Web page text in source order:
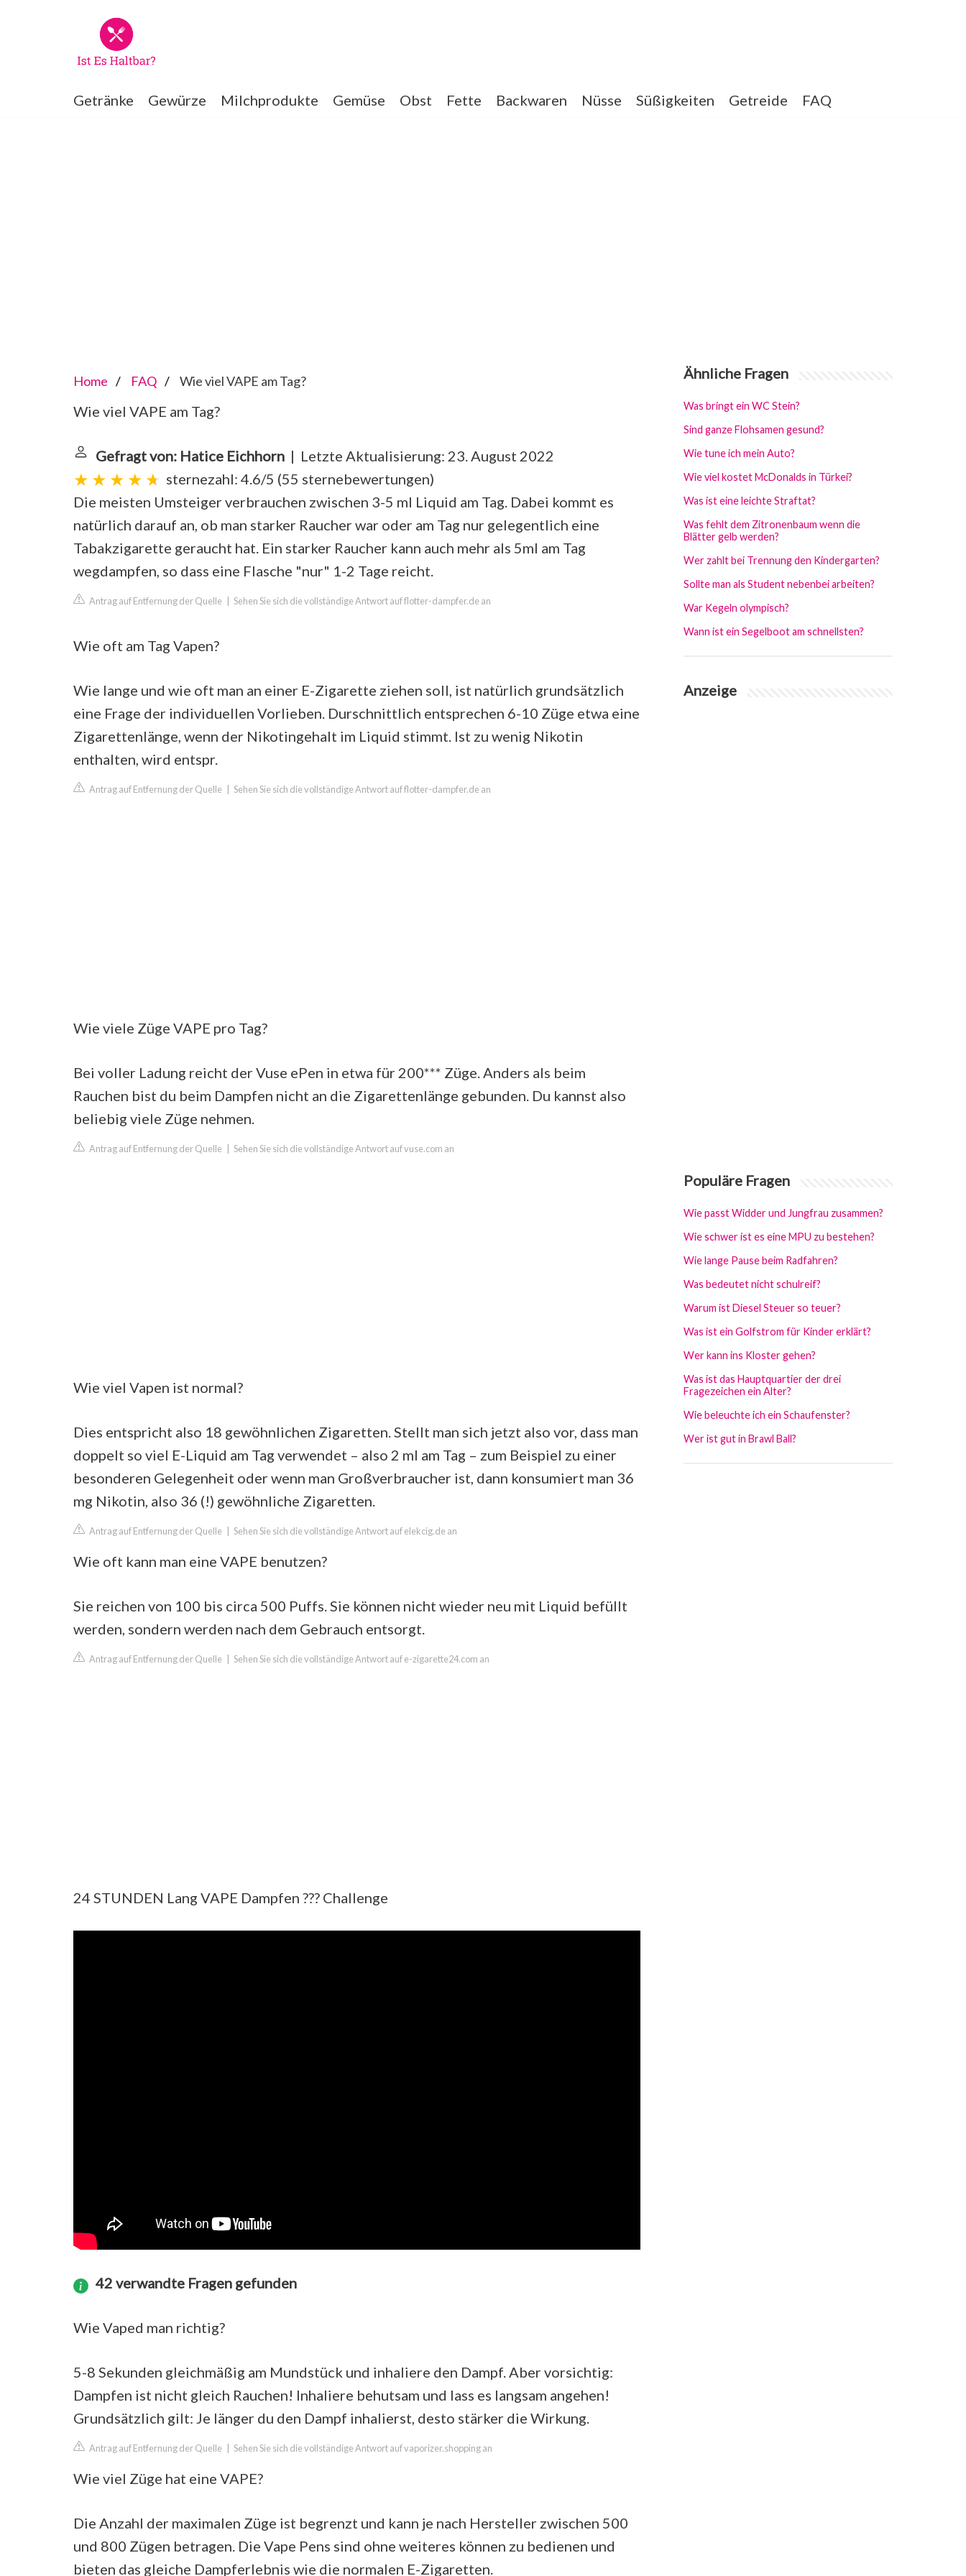
Getränke Gewürze Milchprodukte Gemüse Obst Fette Backwaren Nüsse Süßigkeiten Getreide FAQ
Home FAQ Wie viel VAPE am Tag?
Wie viel VAPE am Tag?
Gefragt von: Hatice Eichhorn | Letzte Aktualisierung: 23. August 2022
sternezahl: 4.6/5 (55 sternebewertungen)
Die meisten Umsteiger verbrauchen zwischen 3-5 ml Liquid am Tag. Dabei kommt es
natürlich darauf an, ob man starker Raucher war oder am Tag nur gelegentlich eine
Tabakzigarette geraucht hat. Ein starker Raucher kann auch mehr als 5ml am Tag
wegdampfen, so dass eine Flasche "nur" 1-2 Tage reicht.
Antrag auf Entfernung der Quelle Sehen Sie sich die vollständige Antwort auf flotter-dampfer.de an
Wie oft am Tag Vapen?
Wie lange und wie oft man an einer E-Zigarette ziehen soll, ist natürlich grundsätzlich
eine Frage der individuellen Vorlieben. Durschnittlich entsprechen 6-10 Züge etwa eine
Zigarettenlänge, wenn der Nikotingehalt im Liquid stimmt. Ist zu wenig Nikotin
enthalten, wird entspr.
Antrag auf Entfernung der Quelle Sehen Sie sich die vollständige Antwort auf flotter-dampfer.de an
Wie viele Züge VAPE pro Tag?
Bei voller Ladung reicht der Vuse ePen in etwa für 200*** Züge. Anders als beim
Rauchen bist du beim Dampfen nicht an die Zigarettenlänge gebunden. Du kannst also
beliebig viele Züge nehmen.
Antrag auf Entfernung der Quelle Sehen Sie sich die vollständige Antwort auf vuse.com an
Wie viel Vapen ist normal?
Dies entspricht also 18 gewöhnlichen Zigaretten. Stellt man sich jetzt also vor, dass man
doppelt so viel E-Liquid am Tag verwendet – also 2 ml am Tag – zum Beispiel zu einer
besonderen Gelegenheit oder wenn man Großverbraucher ist, dann konsumiert man 36
mg Nikotin, also 36 (!) gewöhnliche Zigaretten.
Antrag auf Entfernung der Quelle Sehen Sie sich die vollständige Antwort auf elekcig.de an
Wie oft kann man eine VAPE benutzen?
Sie reichen von 100 bis circa 500 Puffs. Sie können nicht wieder neu mit Liquid befüllt
werden, sondern werden nach dem Gebrauch entsorgt.
Antrag auf Entfernung der Quelle Sehen Sie sich die vollständige Antwort auf e-zigarette24.com an
24 STUNDEN Lang VAPE Dampfen ?‍?? Challenge
42 verwandte Fragen gefunden
Wie Vaped man richtig?
5-8 Sekunden gleichmäßig am Mundstück und inhaliere den Dampf. Aber vorsichtig:
Dampfen ist nicht gleich Rauchen! Inhaliere behutsam und lass es langsam angehen!
Grundsätzlich gilt: Je länger du den Dampf inhalierst, desto stärker die Wirkung.
Antrag auf Entfernung der Quelle Sehen Sie sich die vollständige Antwort auf vaporizer.shopping an
Wie viel Züge hat eine VAPE?
Die Anzahl der maximalen Züge ist begrenzt und kann je nach Hersteller zwischen 500
und 800 Zügen betragen. Die Vape Pens sind ohne weiteres können zu bedienen und
bieten das gleiche Dampferlebnis wie die normalen E-Zigaretten.
Ähnliche Fragen
Was bringt ein WC Stein?
Sind ganze Flohsamen gesund?
Wie tune ich mein Auto?
Wie viel kostet McDonalds in Türkei?
Was ist eine leichte Straftat?
Was fehlt dem Zitronenbaum wenn die
Blätter gelb werden?
Wer zahlt bei Trennung den Kindergarten?
Sollte man als Student nebenbei arbeiten?
War Kegeln olympisch?
Wann ist ein Segelboot am schnellsten?
Anzeige
Populäre Fragen
Wie passt Widder und Jungfrau zusammen?
Wie schwer ist es eine MPU zu bestehen?
Wie lange Pause beim Radfahren?
Was bedeutet nicht schulreif?
Warum ist Diesel Steuer so teuer?
Was ist ein Golfstrom für Kinder erklärt?
Wer kann ins Kloster gehen?
Was ist das Hauptquartier der drei
Fragezeichen ein Alter?
Wie beleuchte ich ein Schaufenster?
Wer ist gut in Brawl Ball?